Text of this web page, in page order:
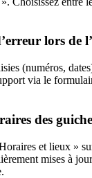
lors de
(numéros,
via le
des
et lieux »
mises à